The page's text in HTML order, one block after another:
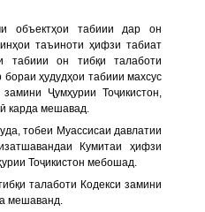
объектҳои табиии дар он
таъиноти ҳифзи табиат
табиии он тибқи талаботи
ҳудудҳои табиии махсус
Ҷумҳурии Тоҷикистон,
карда мешавад.
тобеи Муассисаи давлатии
Кумитаи ҳифзи
Тоҷикистон мебошад.
талаботи Кодекси замини
мешаванд.